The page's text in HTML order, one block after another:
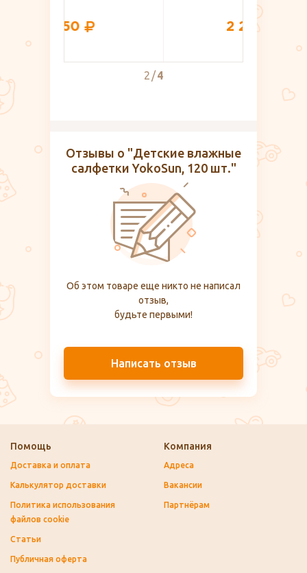
2 4
Отзывы о "Детские влажные
салфетки YokoSun, 120 шт."
Об этом товаре еще никто не написал
отзыв,
будьте первыми!
Написать отзыв
Помощь
Доставка и оплата
Калькулятор доставки
Политика использования
файлов cookie
Статьи
Публичная оферта
Компания
Адреса
Вакансии
Партнёрам